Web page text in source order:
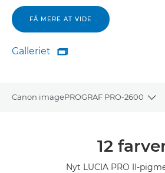
FÅ MERE AT VIDE
Galleriet
Galleriet

Canon imagePROGRAF PRO-2600
12
Nyt LUCIA PRO II-